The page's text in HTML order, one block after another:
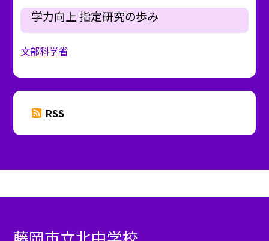
学力向上 指定研究の歩み
文部科学省
RSS